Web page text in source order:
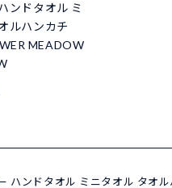
ンドタオル ミ
ルハンカチ
MEADOW
ハンドタオル ミニタオル タオ